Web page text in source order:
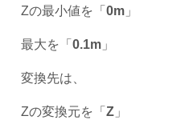
Zの最小値を「 0m」
最大を「 0.1m」
変換先は、
Zの変換元を「 Z」